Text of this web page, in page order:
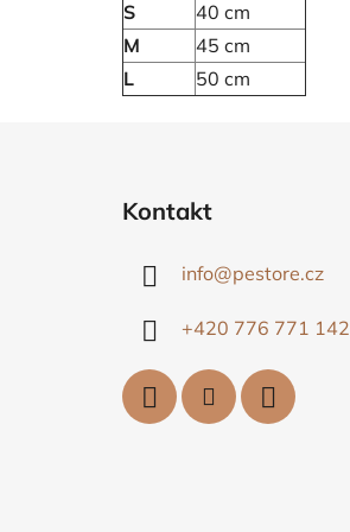
S
40 cm
M
45 cm
L
50 cm
Kontakt
info@pestore.cz
+420 776 771 142